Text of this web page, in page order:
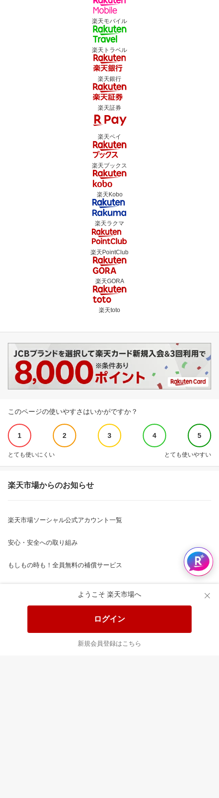
ようこそ 楽天市場へ
ログイン
新規会員登録はこちら
楽天モバイル
楽天トラベル
楽天銀行
楽天証券
楽天ペイ
楽天ブックス
楽天Kobo
楽天ラクマ
楽天PointClub
楽天GORA
楽天toto
このページの使いやすさはいかがですか？
1 2 3 4 5
とても使いにくい とても使いやすい
楽天市場からのお知らせ
楽天市場ソーシャル公式アカウント一覧
安心・安全への取り組み
もしもの時も！全員無料の補償サービス
楽天ショッピングサービスご利用規約